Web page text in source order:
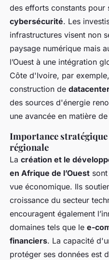
des efforts constants pour
cybersécurité. Les
infrastructures visent non
paysage numérique mais
l’Ouest à une intégration
Côte d'Ivoire, par
construction de
des sources d'énergie
une avancée en matière de
Importance
régionale
La création et le
en Afrique de l’Ouest
vue économique. Ils
croissance du secteur
encouragent également
domaines tels que le e-
financiers. La capacité
protéger ses données est